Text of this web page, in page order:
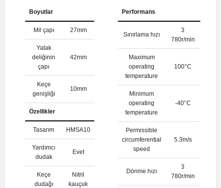
Boyutlar
Mil çapı 27mm
Yatak
deliğinin
çapı
42mm
Keçe
genişliği
10mm
Özellikler
Tasarım HMSA10
Yardımcı
dudak
Evet
Keçe
dudağı
Nitril
kauçuk
Performans
Sınırlama hızı
3
780r/min
Maximum
operating
temperature
100°C
Minimum
operating
temperature
-40°C
Permissible
circumferential
speed
5.3m/s
Dönme hızı
3
780r/min